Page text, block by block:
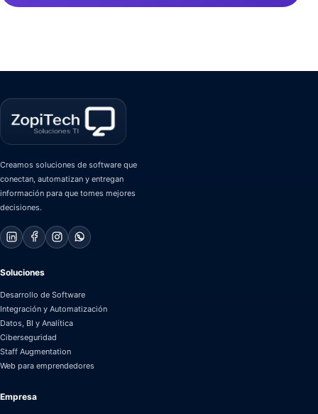
Creamos soluciones de software que
conectan, automatizan y entregan
información para que tomes mejores
decisiones.
Soluciones
Desarrollo de Software
Integración y Automatización
Datos, BI y Analítica
Ciberseguridad
Staff Augmentation
Web para emprendedores
Empresa